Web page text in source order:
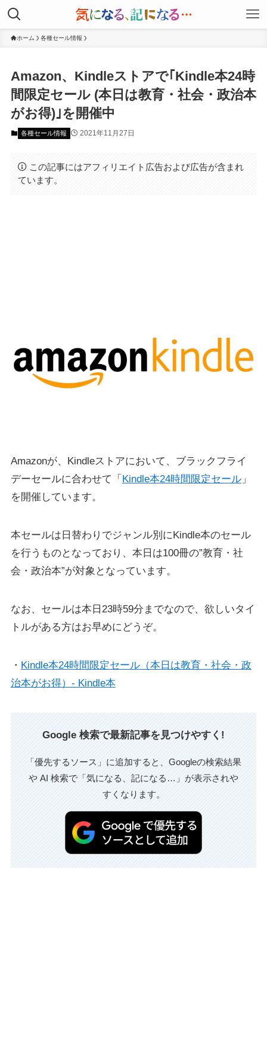
ホーム 各種セール情報
Amazon、Kindleストアで｢Kindle本24時
間限定セール (本日は教育・社会・政治本
がお得)｣を開催中
各種セール情報 2021年11月27日
この記事にはアフィリエイト広告および広告が含まれ
ています。
Amazonが、Kindleストアにおいて、ブラックフライ
デーセールに合わせて「 Kindle本24時間限定セール」
を開催しています。
本セールは日替わりでジャンル別にKindle本のセール
を行うものとなっており、本日は100冊の”教育・社
会・政治本”が対象となっています。
なお、セールは本日23時59分までなので、欲しいタイ
トルがある方はお早めにどうぞ。
・ Kindle本24時間限定セール（本日は教育・社会・政
治本がお得）- Kindle本
Google 検索で最新記事を見つけやすく!
「優先するソース」に追加すると、Googleの検索結果
や AI 検索で「気になる、記になる…」が表示されや
すくなります。